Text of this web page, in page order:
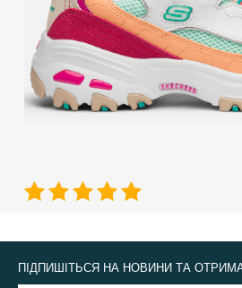
ПІДПИШІТЬСЯ НА НОВИНИ ТА